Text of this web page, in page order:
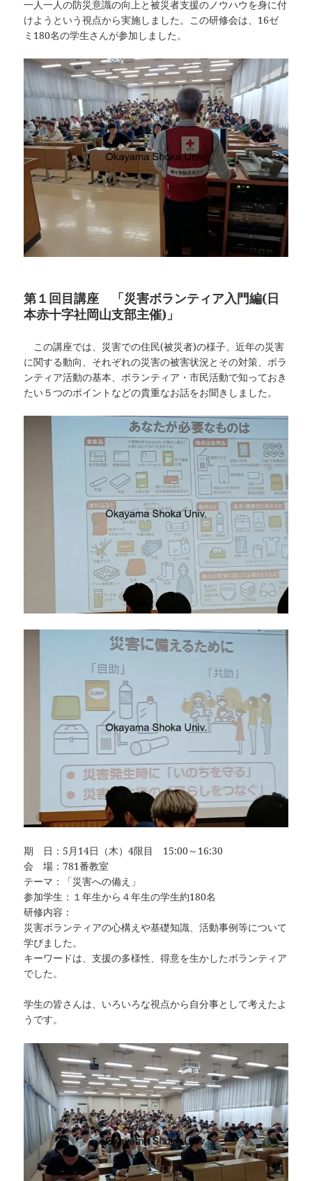
一人一人の防災意識の向上と被災者支援のノウハウを身に付
けようという視点から実施しました。この研修会は、16ゼ
ミ180名の学生さんが参加しました。
第１回目講座 「災害ボランティア入門編(日
本赤十字社岡山支部主催)」
この講座では、災害での住民(被災者)の様子、近年の災害
に関する動向、それぞれの災害の被害状況とその対策、ボラ
ンティア活動の基本、ボランティア・市民活動で知っておき
たい５つのポイントなどの貴重なお話をお聞きしました。
期 日：5月14日（木）4限目 15:00～16:30
会 場：781番教室
テーマ：「災害への備え」
参加学生：１年生から４年生の学生約180名
研修内容：
災害ボランティアの心構えや基礎知識、活動事例等について
学びました。
キーワードは、支援の多様性、得意を生かしたボランティア
でした。
学生の皆さんは、いろいろな視点から自分事として考えたよ
うです。